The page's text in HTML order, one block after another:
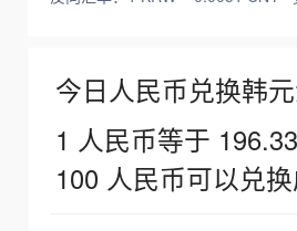
今日人民币兑换韩元
1 人民币等于
100 人民币可以兑换